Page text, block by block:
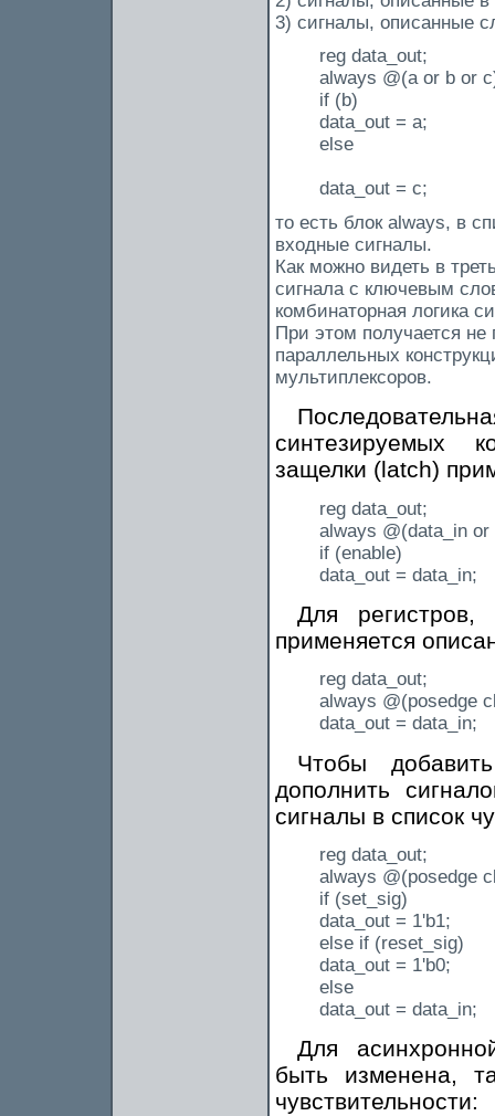
3) сигналы, описанные
reg data_out;
always @(a or b or
if (b)
data_out = a;
else
data_out = c;
то есть блок always, в
входные сигналы.
Как можно видеть в
сигнала с ключевым
комбинаторная логика
При этом получается не
параллельных
мультиплексоров.
синтезируемых
защелки (latch)
reg data_out;
always @(data_in or
if (enable)
data_out = data_in;
Для регистров,
применяется
reg data_out;
always @(posedge
data_out = data_in;
Чтобы
дополнить
сигналы в список
reg data_out;
always @(posedge
if (set_sig)
data_out = 1'b1;
else if (reset_sig)
data_out = 1'b0;
else
data_out = data_in;
Для
быть изменена,
чувствительности: